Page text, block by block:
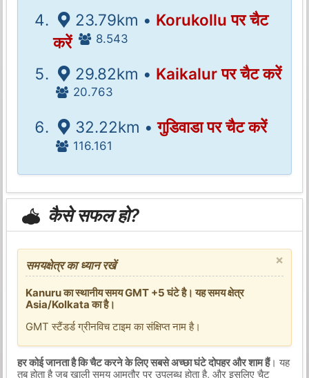
23.79km • Korukollu पर चैट
करें
8.543
29.82km • Kaikalur पर चैट करें
20.763
32.22km •गुडिवाडा पर चैट करें
116.161
कैसे सफल हो?
×
समयक्षेत्र का ध्यान रखें
Kanuru का स्थानीय समय GMT +5 घंटे है। यह समय क्षेत्र
Asia/Kolkata का है।
GMT स्टैंडर्ड ग्रीनविच टाइम का संक्षिप्त नाम है।
हर कोई जानता है कि चैट करने के लिए सबसे अच्छा घंटे दोपहर और शाम हैं। यह
तब होता है जब खाली समय आमतौर पर उपलब्ध होता है, और इसलिए चैट